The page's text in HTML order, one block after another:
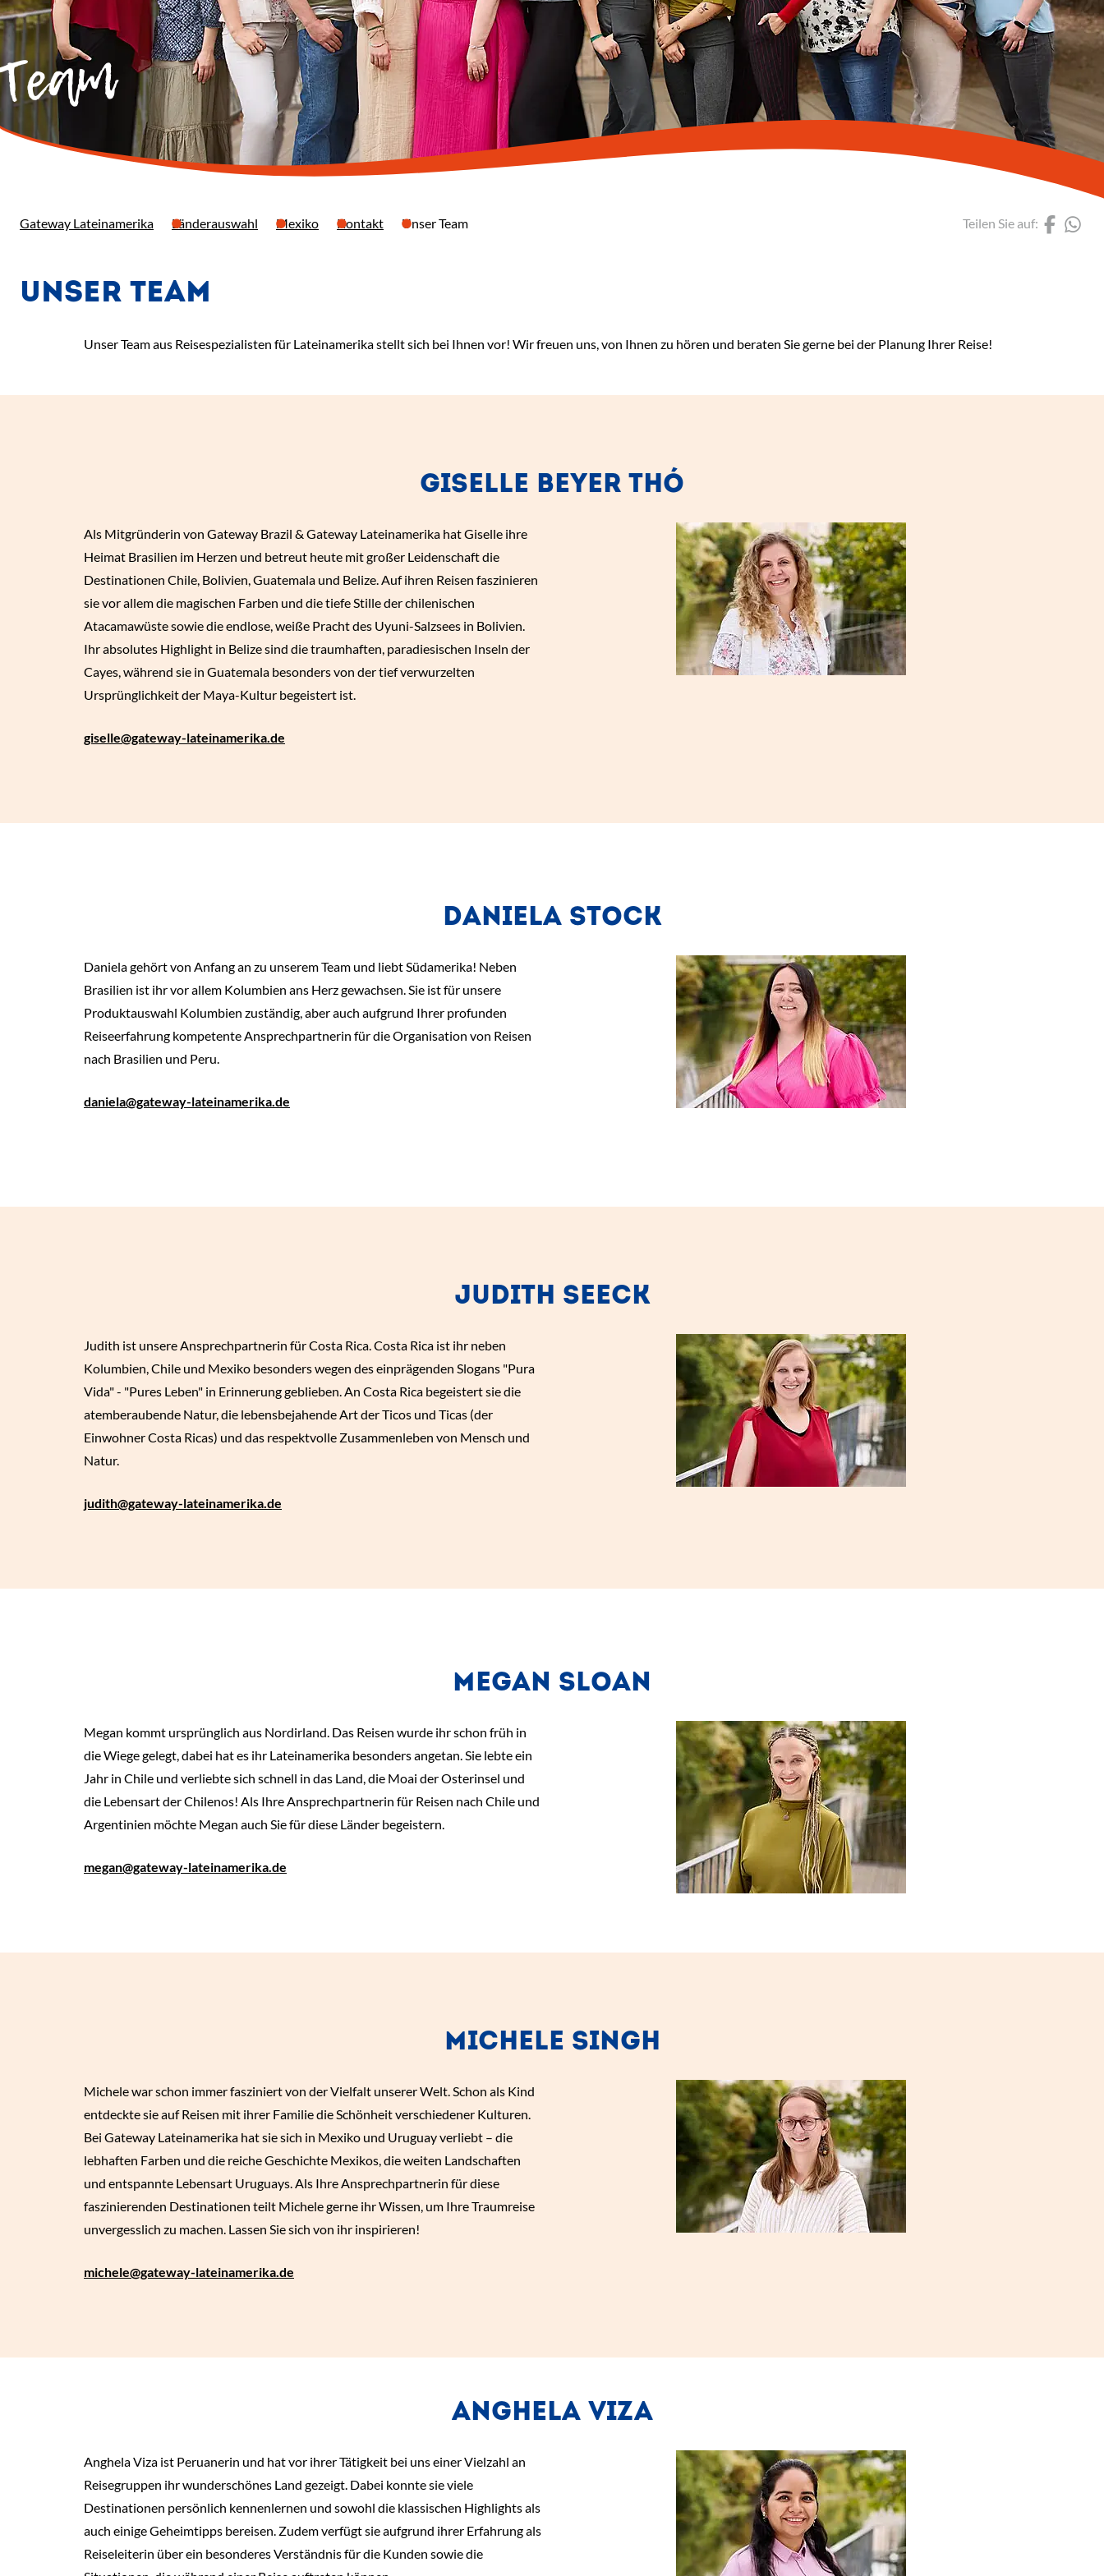
Gateway Lateinamerika Länderauswahl Mexiko Kontakt Unser Team Teilen Sie auf:
UNSER TEAM
Unser Team aus Reisespezialisten für Lateinamerika stellt sich bei Ihnen vor! Wir freuen uns, von Ihnen zu hören und beraten Sie gerne bei der Planung Ihrer Reise!
GISELLE BEYER THÓ
Als Mitgründerin von Gateway Brazil & Gateway Lateinamerika hat Giselle ihre
Heimat Brasilien im Herzen und betreut heute mit großer Leidenschaft die
Destinationen Chile, Bolivien, Guatemala und Belize. Auf ihren Reisen faszinieren
sie vor allem die magischen Farben und die tiefe Stille der chilenischen
Atacamawüste sowie die endlose, weiße Pracht des Uyuni-Salzsees in Bolivien.
Ihr absolutes Highlight in Belize sind die traumhaften, paradiesischen Inseln der
Cayes, während sie in Guatemala besonders von der tief verwurzelten
Ursprünglichkeit der Maya-Kultur begeistert ist.
giselle@gateway-lateinamerika.de
DANIELA STOCK
Daniela gehört von Anfang an zu unserem Team und liebt Südamerika! Neben
Brasilien ist ihr vor allem Kolumbien ans Herz gewachsen. Sie ist für unsere
Produktauswahl Kolumbien zuständig, aber auch aufgrund Ihrer profunden
Reiseerfahrung kompetente Ansprechpartnerin für die Organisation von Reisen
nach Brasilien und Peru.
daniela@gateway-lateinamerika.de
JUDITH SEECK
Judith ist unsere Ansprechpartnerin für Costa Rica. Costa Rica ist ihr neben
Kolumbien, Chile und Mexiko besonders wegen des einprägenden Slogans "Pura
Vida" - "Pures Leben" in Erinnerung geblieben. An Costa Rica begeistert sie die
atemberaubende Natur, die lebensbejahende Art der Ticos und Ticas (der
Einwohner Costa Ricas) und das respektvolle Zusammenleben von Mensch und
Natur.
judith@gateway-lateinamerika.de
MEGAN SLOAN
Megan kommt ursprünglich aus Nordirland. Das Reisen wurde ihr schon früh in
die Wiege gelegt, dabei hat es ihr Lateinamerika besonders angetan. Sie lebte ein
Jahr in Chile und verliebte sich schnell in das Land, die Moai der Osterinsel und
die Lebensart der Chilenos! Als Ihre Ansprechpartnerin für Reisen nach Chile und
Argentinien möchte Megan auch Sie für diese Länder begeistern.
megan@gateway-lateinamerika.de
MICHELE SINGH
Michele war schon immer fasziniert von der Vielfalt unserer Welt. Schon als Kind
entdeckte sie auf Reisen mit ihrer Familie die Schönheit verschiedener Kulturen.
Bei Gateway Lateinamerika hat sie sich in Mexiko und Uruguay verliebt – die
lebhaften Farben und die reiche Geschichte Mexikos, die weiten Landschaften
und entspannte Lebensart Uruguays. Als Ihre Ansprechpartnerin für diese
faszinierenden Destinationen teilt Michele gerne ihr Wissen, um Ihre Traumreise
unvergesslich zu machen. Lassen Sie sich von ihr inspirieren!
michele@gateway-lateinamerika.de
ANGHELA VIZA
Anghela Viza ist Peruanerin und hat vor ihrer Tätigkeit bei uns einer Vielzahl an
Reisegruppen ihr wunderschönes Land gezeigt. Dabei konnte sie viele
Destinationen persönlich kennenlernen und sowohl die klassischen Highlights als
auch einige Geheimtipps bereisen. Zudem verfügt sie aufgrund ihrer Erfahrung als
Reiseleiterin über ein besonderes Verständnis für die Kunden sowie die